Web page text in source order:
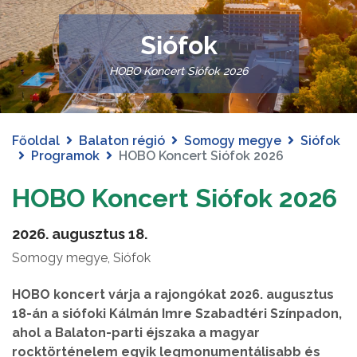
Siófok
HOBO Koncert Siófok 2026
Főoldal Balaton régió Somogy megye
Siófok
Programok
HOBO Koncert Siófok 2026
HOBO Koncert Siófok 2026
2026. augusztus 18.
Somogy megye, Siófok
HOBO koncert várja a rajongókat 2026. augusztus
18-án a siófoki Kálmán Imre Szabadtéri Színpadon,
ahol a Balaton-parti éjszaka a magyar
rocktörténelem egyik legmonumentálisabb és